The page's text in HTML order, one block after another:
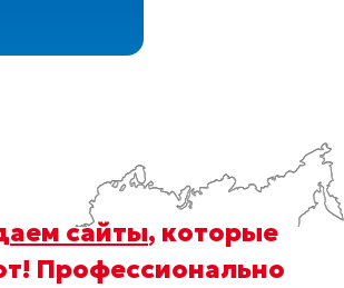
сайты, которые
Профессионально